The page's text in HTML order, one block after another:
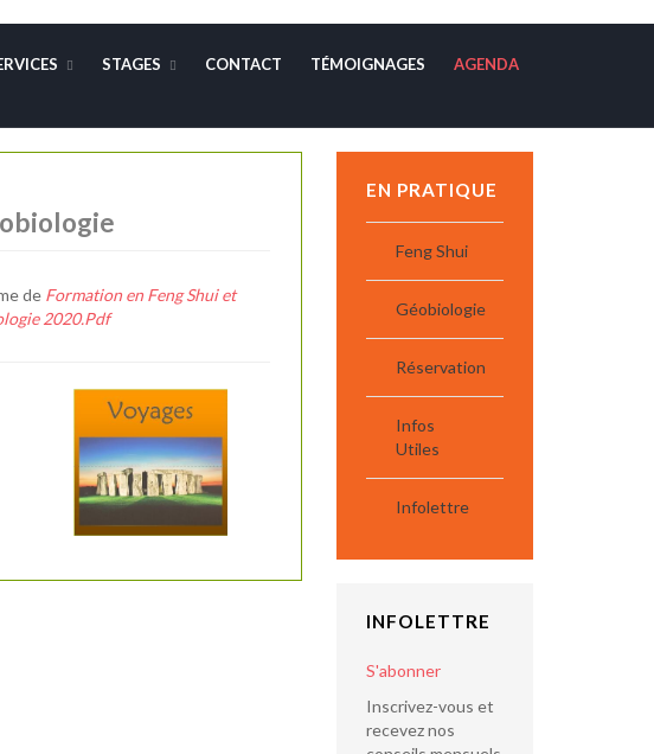
STAGES CONTACT TÉMOIGNAGES AGENDA
de Formation en Feng Shui et
2020.Pdf
EN PRATIQUE
Feng Shui
Géobiologie
Réservation
Infos
Utiles
Infolettre
INFOLETTRE
S'abonner
Inscrivez-vous et
recevez nos